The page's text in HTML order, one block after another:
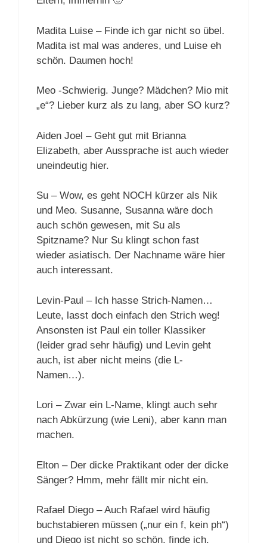
Madita Luise – Finde ich gar nicht so übel.
Madita ist mal was anderes, und Luise eh
schön. Daumen hoch!
Meo -Schwierig. Junge? Mädchen? Mio mit
„e“? Lieber kurz als zu lang, aber SO kurz?
Aiden Joel – Geht gut mit Brianna
Elizabeth, aber Aussprache ist auch wieder
uneindeutig hier.
Su – Wow, es geht NOCH kürzer als Nik
und Meo. Susanne, Susanna wäre doch
auch schön gewesen, mit Su als
Spitzname? Nur Su klingt schon fast
wieder asiatisch. Der Nachname wäre hier
auch interessant.
Levin-Paul – Ich hasse Strich-Namen…
Leute, lasst doch einfach den Strich weg!
Ansonsten ist Paul ein toller Klassiker
(leider grad sehr häufig) und Levin geht
auch, ist aber nicht meins (die L-
Namen…).
Lori – Zwar ein L-Name, klingt auch sehr
nach Abkürzung (wie Leni), aber kann man
machen.
Elton – Der dicke Praktikant oder der dicke
Sänger? Hmm, mehr fällt mir nicht ein.
Rafael Diego – Auch Rafael wird häufig
buchstabieren müssen („nur ein f, kein ph“)
und Diego ist nicht so schön, finde ich.